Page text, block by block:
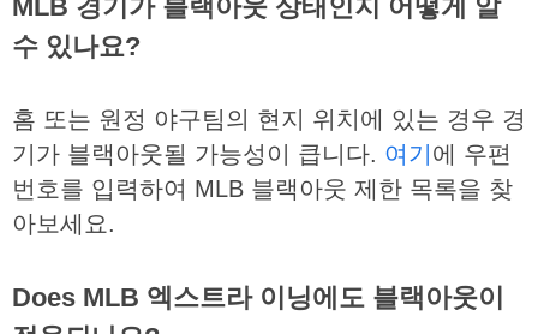
MLB 경기가 블랙아웃 상태인지 어떻게 알
수 있나요?
홈 또는 원정 야구팀의 현지 위치에 있는 경우 경
기가 블랙아웃될 가능성이 큽니다. 여기 에
우편
번호를 입력하여 MLB 블랙아웃 제한 목록을 찾
아보세요.
Does MLB 엑스트라 이닝에도 블랙아웃이